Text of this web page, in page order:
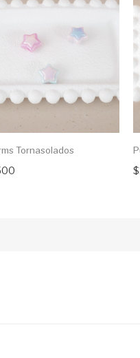
Tornasolados